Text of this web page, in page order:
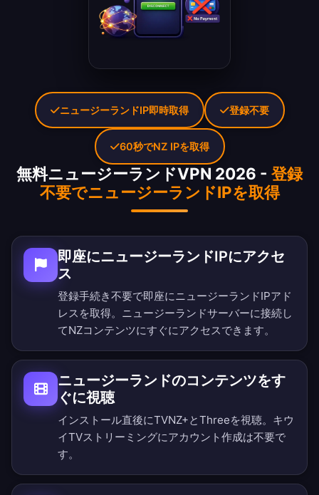
無料ニュージーランドVPN 2026 - 登録
不要でニュージーランドIPを取得
即座にニュージーランドIPにアクセ
ス
登録手続き不要で即座にニュージーランドIPアド
レスを取得。ニュージーランドサーバーに接続し
てNZコンテンツにすぐにアクセスできます。
ニュージーランドのコンテンツをす
ぐに視聴
インストール直後にTVNZ+とThreeを視聴。キウ
イTVストリーミングにアカウント作成は不要で
す。
ニュージーランドIP即時取得 登録不要
60秒でNZ IPを取得